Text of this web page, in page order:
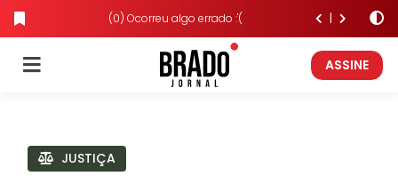
(0) Ocorreu algo errado :'(
ASSINE
JUSTIÇA